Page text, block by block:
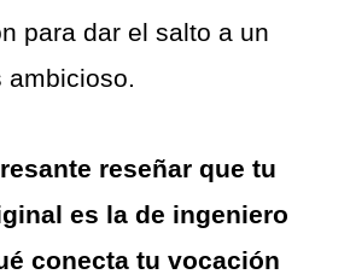
para dar el salto a un
ambicioso.
reseñar que tu
es la de ingeniero
conecta tu vocación